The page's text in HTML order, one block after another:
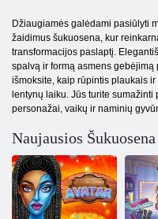
Džiaugiamės galėdami pasiūlyti
žaidimus šukuosena, kur
transformacijos paslaptį.
spalvą ir formą asmens
išmoksite, kaip rūpintis plaukais
lentynų laiku. Jūs turite sumažinti
personažai, vaikų ir naminių
Naujausios